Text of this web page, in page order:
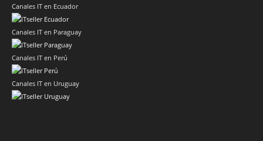
Canales IT en Ecuador
Canales IT en Paraguay
Canales IT en Perú
Canales IT en Uruguay